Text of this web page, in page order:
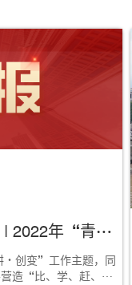
赛技能•展风采•促成长 | 2022年“青蒿杯”职业技能大赛圆满落幕
·创变”工作主题，同
造“比、学、赶、